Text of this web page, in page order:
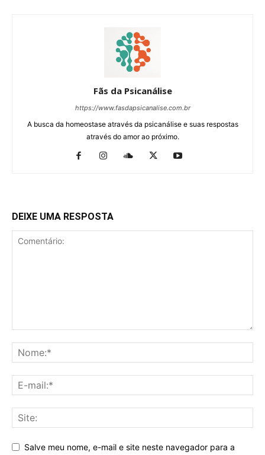
Fãs da Psicanálise
https://www.fasdapsicanalise.com.br
A busca da homeostase através da psicanálise e suas respostas
através do amor ao próximo.
DEIXE UMA RESPOSTA
Salve meu nome, e-mail e site neste navegador para a